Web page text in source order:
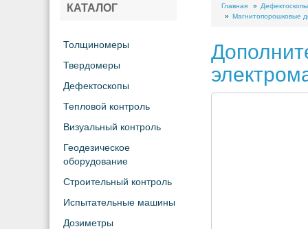
КАТАЛОГ
Толщиномеры
Твердомеры
Дефектоскопы
Тепловой контроль
Визуальный контроль
Геодезическое
оборудование
Строительный контроль
Испытательные машины
Дозиметры
Главная
Дефектоскопы
Магнитопорошковые